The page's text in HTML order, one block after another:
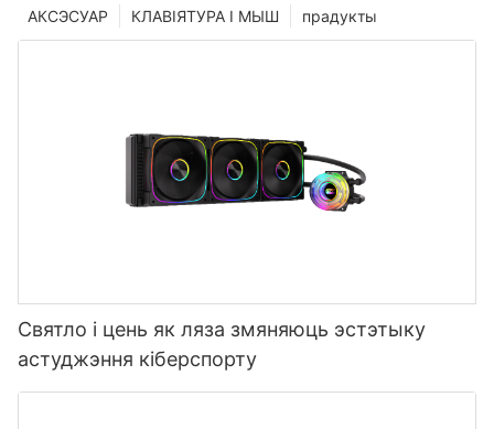
прадукты
КЛАВІЯТУРА І МЫШ
АКСЭСУАР
Святло і цень як ляза змяняюць эстэтыку
астуджэння кіберспорту